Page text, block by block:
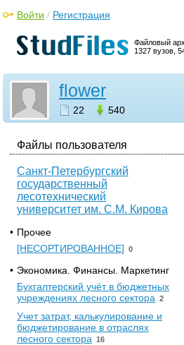
Файловый
1327 вузов,
Войти / Регистрация
flower
22 540
Файлы пользователя
Санкт-Петербургский
государственный
лесотехнический
университет им. С.М. Кирова
• Прочее
[НЕСОРТИРОВАННОЕ] 0
• Экономика. Финансы. Маркетинг
Бухгалтерский учёт в бюджетных
учреждениях лесного сектора 2
Учет затрат, калькулирование и
бюджетирование в отраслях
лесного сектора 16